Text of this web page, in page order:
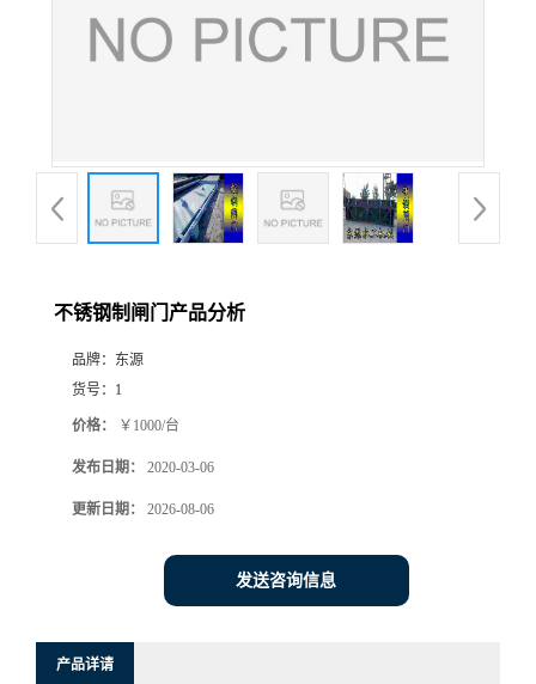
不锈钢制闸门产品分析
品牌： 东源
货号： 1
价格： ￥1000/台
发布日期： 2020-03-06
更新日期： 2026-08-06
发送咨询信息
产品详请